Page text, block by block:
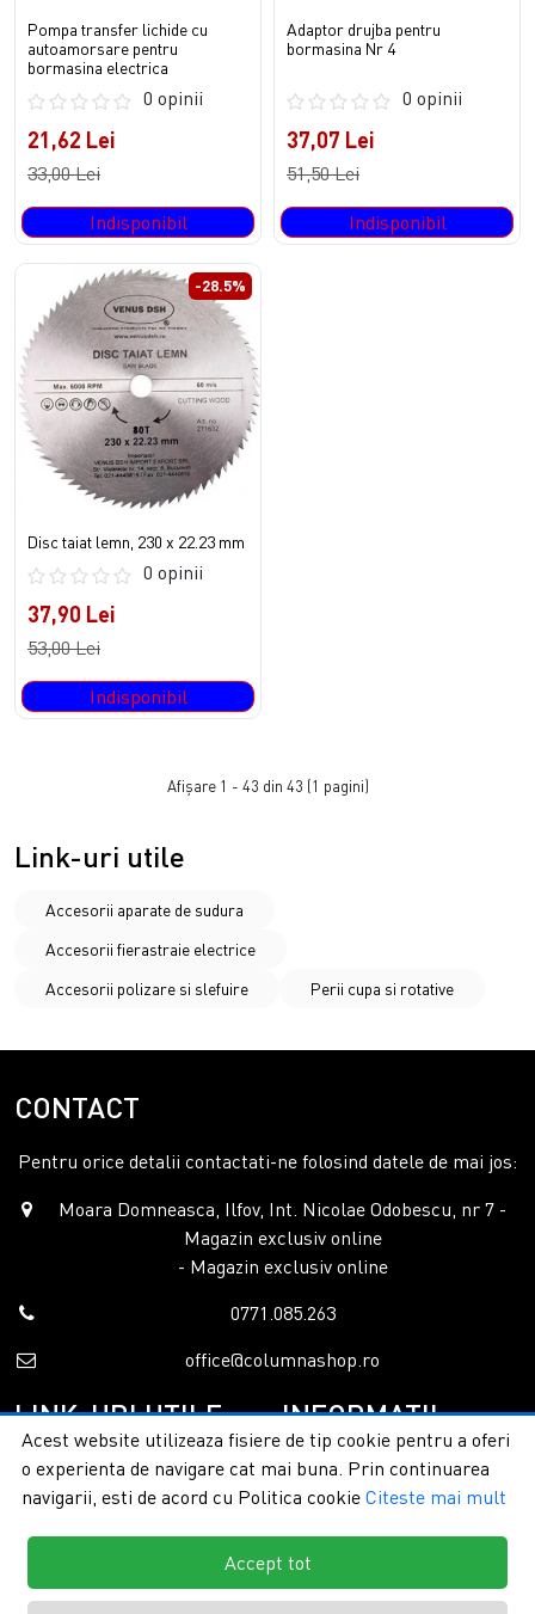
Pompa transfer lichide cu
autoamorsare pentru
bormasina electrica
0 opinii
21,62 Lei
33,00 Lei
Indisponibil
Adaptor drujba pentru
bormasina Nr 4
0 opinii
37,07 Lei
51,50 Lei
Indisponibil
-28.5%
Disc taiat lemn, 230 x 22.23 mm
0 opinii
37,90 Lei
53,00 Lei
Indisponibil
Afişare 1 - 43 din 43 (1 pagini)
Link-uri utile
Accesorii aparate de sudura
Accesorii fierastraie electrice
Accesorii polizare si slefuire
Perii cupa si rotative
CONTACT
Pentru orice detalii contactati-ne folosind datele de mai jos:
Moara Domneasca, Ilfov, Int. Nicolae Odobescu, nr 7 -
Magazin exclusiv online
- Magazin exclusiv online
0771.085.263
office@columnashop.ro
LINK-URI UTILE
Acasa
Despre noi
Formular retur
INFORMATII
Garantie si service
Detalii livrare
Termeni si conditii
Acest website utilizeaza fisiere de tip cookie pentru a oferi
o experienta de navigare cat mai buna. Prin continuarea
navigarii, esti de acord cu Politica cookie Citeste mai mult
Accept tot